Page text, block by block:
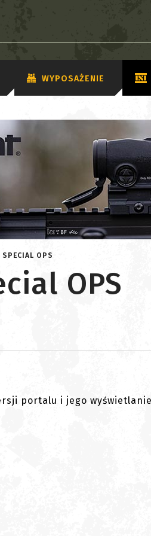
WYPOSAŻENIE
SPECIAL OPS
OPS
portalu i jego